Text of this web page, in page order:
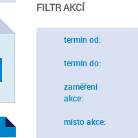
FILTR AKCÍ
termín od:
termín do:
zaměření
akce:
místo akce: